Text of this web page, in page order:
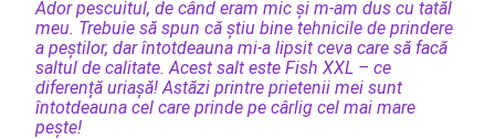
Ador pescuitul, de când eram mic și m-am dus cu tatăl
meu. Trebuie să spun că știu bine tehnicile de prindere
a peștilor, dar întotdeauna mi-a lipsit ceva care să facă
saltul de calitate. Acest salt este Fish XXL – ce
diferență uriașă! Astăzi printre prietenii mei sunt
întotdeauna cel care prinde pe cârlig cel mai mare
pește!